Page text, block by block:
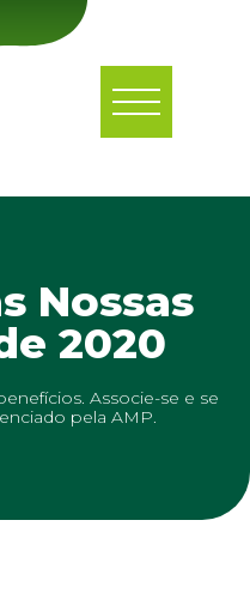
Nossas
2020
Associe-se e se
pela AMP.